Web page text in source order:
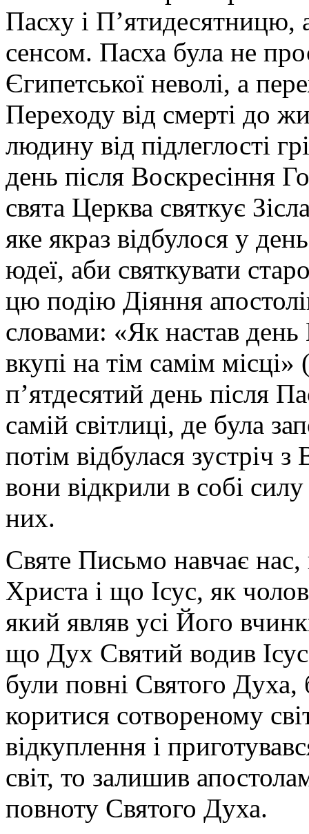
Пасху і П’ятидесятницю,
сенсом. Пасха була не
Єгипетської неволі, а
Переходу від смерті до
людину від підлеглості
день після Воскресіння
свята Церква святкує
яке якраз відбулося у
юдеї, аби святкувати
цю подію Діяння
словами: «Як настав день
вкупі на тім самім
п’ятдесятий день після
самій світлиці, де була
потім відбулася зустріч
вони відкрили в собі
них.
Святе Письмо навчає
Христа і що Ісус, як
який являв усі Його
що Дух Святий водив
були повні Святого
коритися сотвореному
відкуплення і
світ, то залишив
повноту Святого Духа.